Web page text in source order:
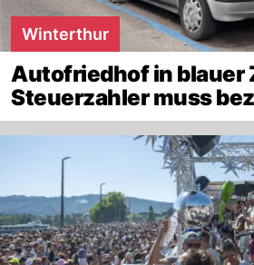
Winterthur
Autofriedhof in blauer
Steuerzahler muss